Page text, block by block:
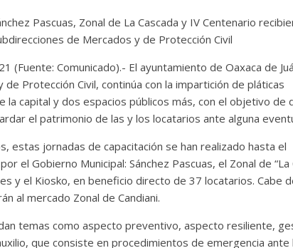
Pascuas, Zonal de La Cascada y IV Centenario
de Mercados y de Protección Civil
(Fuente: Comunicado).- El ayuntamiento de Oaxaca de
Protección Civil, continúa con la impartición de pláticas
capital y dos espacios públicos más, con el objetivo de
el patrimonio de las y los locatarios ante alguna
estas jornadas de capacitación se han realizado hasta el
el Gobierno Municipal: Sánchez Pascuas, el Zonal de “La
y el Kiosko, en beneficio directo de 37 locatarios. Cabe
al mercado Zonal de Candiani.
temas como aspecto preventivo, aspecto resiliente,
que consiste en procedimientos de emergencia ante